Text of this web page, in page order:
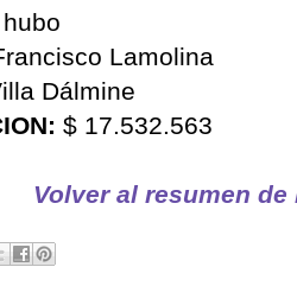
Lamolina
Dálmine
$ 17.532.563
Volver al resumen